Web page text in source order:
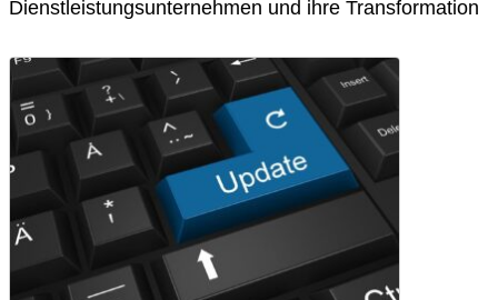
Dienstleistungsunternehmen und ihre Transformation